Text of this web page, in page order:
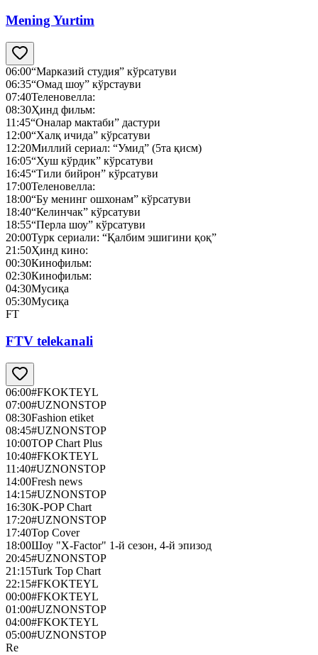
Mening Yurtim
06:00“Марказий студия” кўрсатуви
06:35“Омад шоу” кўрстауви
07:40Теленовелла:
08:30Ҳинд фильм:
11:45“Оналар мактаби” дастури
12:00“Халқ ичида” кўрсатуви
12:20Миллий сериал: “Умид” (5та қисм)
16:05“Хуш кўрдик” кўрсатуви
16:45“Тили бийрон” кўрсатуви
17:00Теленовелла:
18:00“Бу менинг ошхонам” кўрсатуви
18:40“Келинчак” кўрсатуви
18:55“Перла шоу” кўрсатуви
20:00Турк сериали: “Қалбим эшигини қоқ”
21:50Ҳинд кино:
00:30Кинофильм:
02:30Кинофильм:
04:30Мусиқа
05:30Мусиқа
FT
FTV telekanali
06:00#FKOKTEYL
07:00#UZNONSTOP
08:30Fashion etiket
08:45#UZNONSTOP
10:00TOP Chart Plus
10:40#FKOKTEYL
11:40#UZNONSTOP
14:00Fresh news
14:15#UZNONSTOP
16:30K-POP Chart
17:20#UZNONSTOP
17:40Top Cover
18:00Шоу "X-Factor" 1-й сезон, 4-й эпизод
20:45#UZNONSTOP
21:15Turk Top Chart
22:15#FKOKTEYL
00:00#FKOKTEYL
01:00#UZNONSTOP
04:00#FKOKTEYL
05:00#UZNONSTOP
Re